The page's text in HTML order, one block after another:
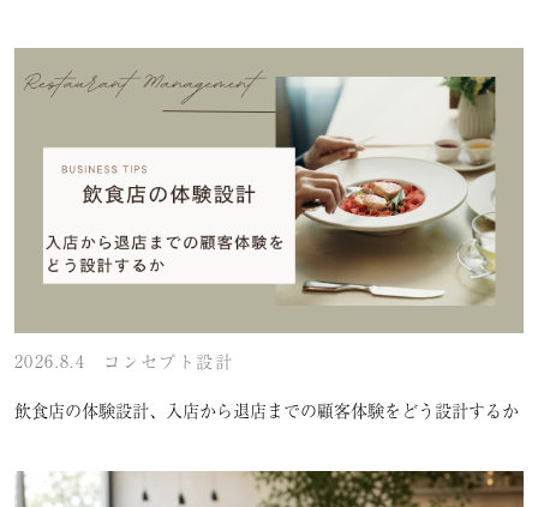
2026.8.4 コンセプト設計
飲食店の体験設計、入店から退店までの顧客体験をどう設計するか